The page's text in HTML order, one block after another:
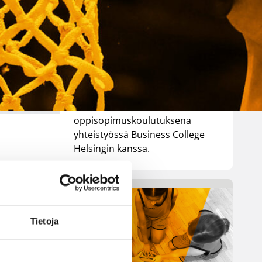
Tietoja
Koulutus tukee seuroja ja
liikunta-alan yrityksiä
markkinoinnin ja myynnin
kehittämisessä sekä opettaa
tekoälyn käyttöä arjessa.
Koulutus toteutetaan
oppisopimuskoulutuksena
yhteistyössä Business College
Helsingin kanssa.